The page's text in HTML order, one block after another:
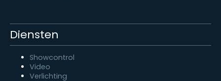
Diensten
Showcontrol
Video
Verlichting